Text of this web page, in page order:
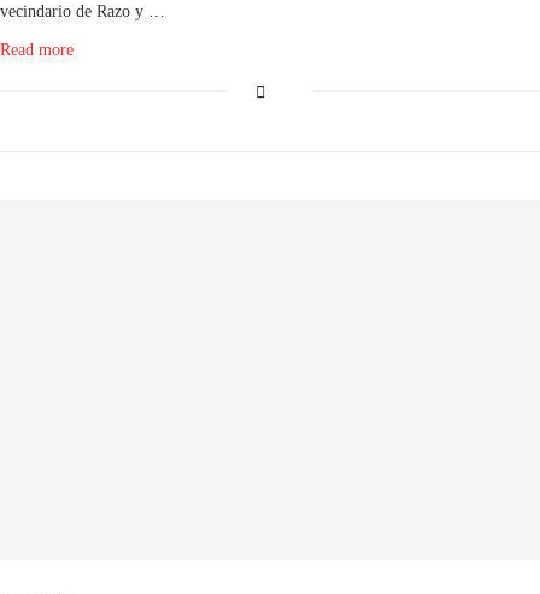
vecindario de Razo y …
Read more